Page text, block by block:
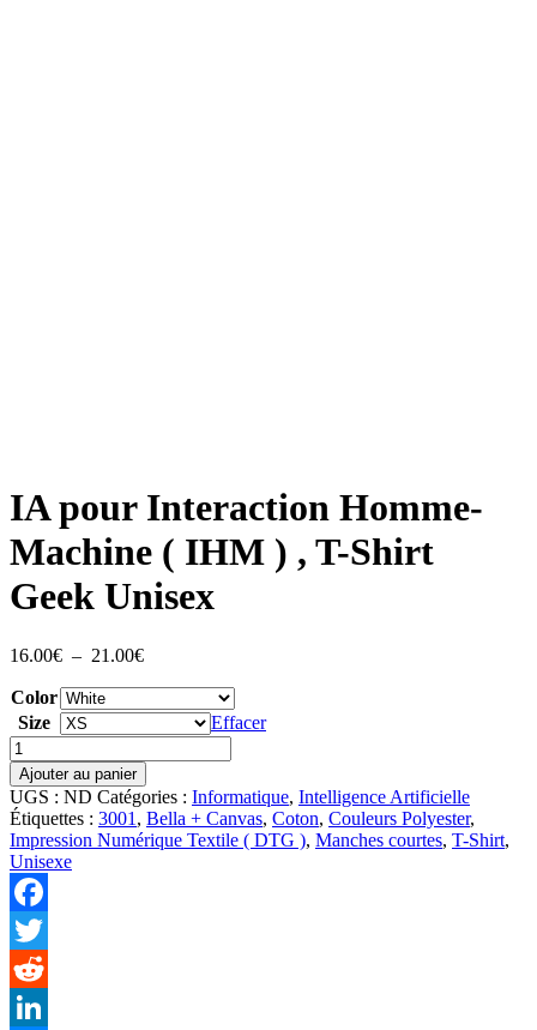
IA pour Interaction Homme-
Machine ( IHM ) , T-Shirt
Geek Unisex
16.00€ – 21.00€Plage
16.00€
à
21.00€
Color
Size
Effacer
quantité
de
IA
pour
Interaction
Homme-
Machine
IHM
T-
Shirt
Geek
Ajouter au panier
UGS : ND Catégories : Informatique, Intelligence Artificielle
Étiquettes : 3001 , Bella + Canvas, Coton, Couleurs Polyester,
Impression Numérique Textile ( DTG ), Manches courtes, T-Shirt,
Unisexe
Facebook
Twitter
Reddit